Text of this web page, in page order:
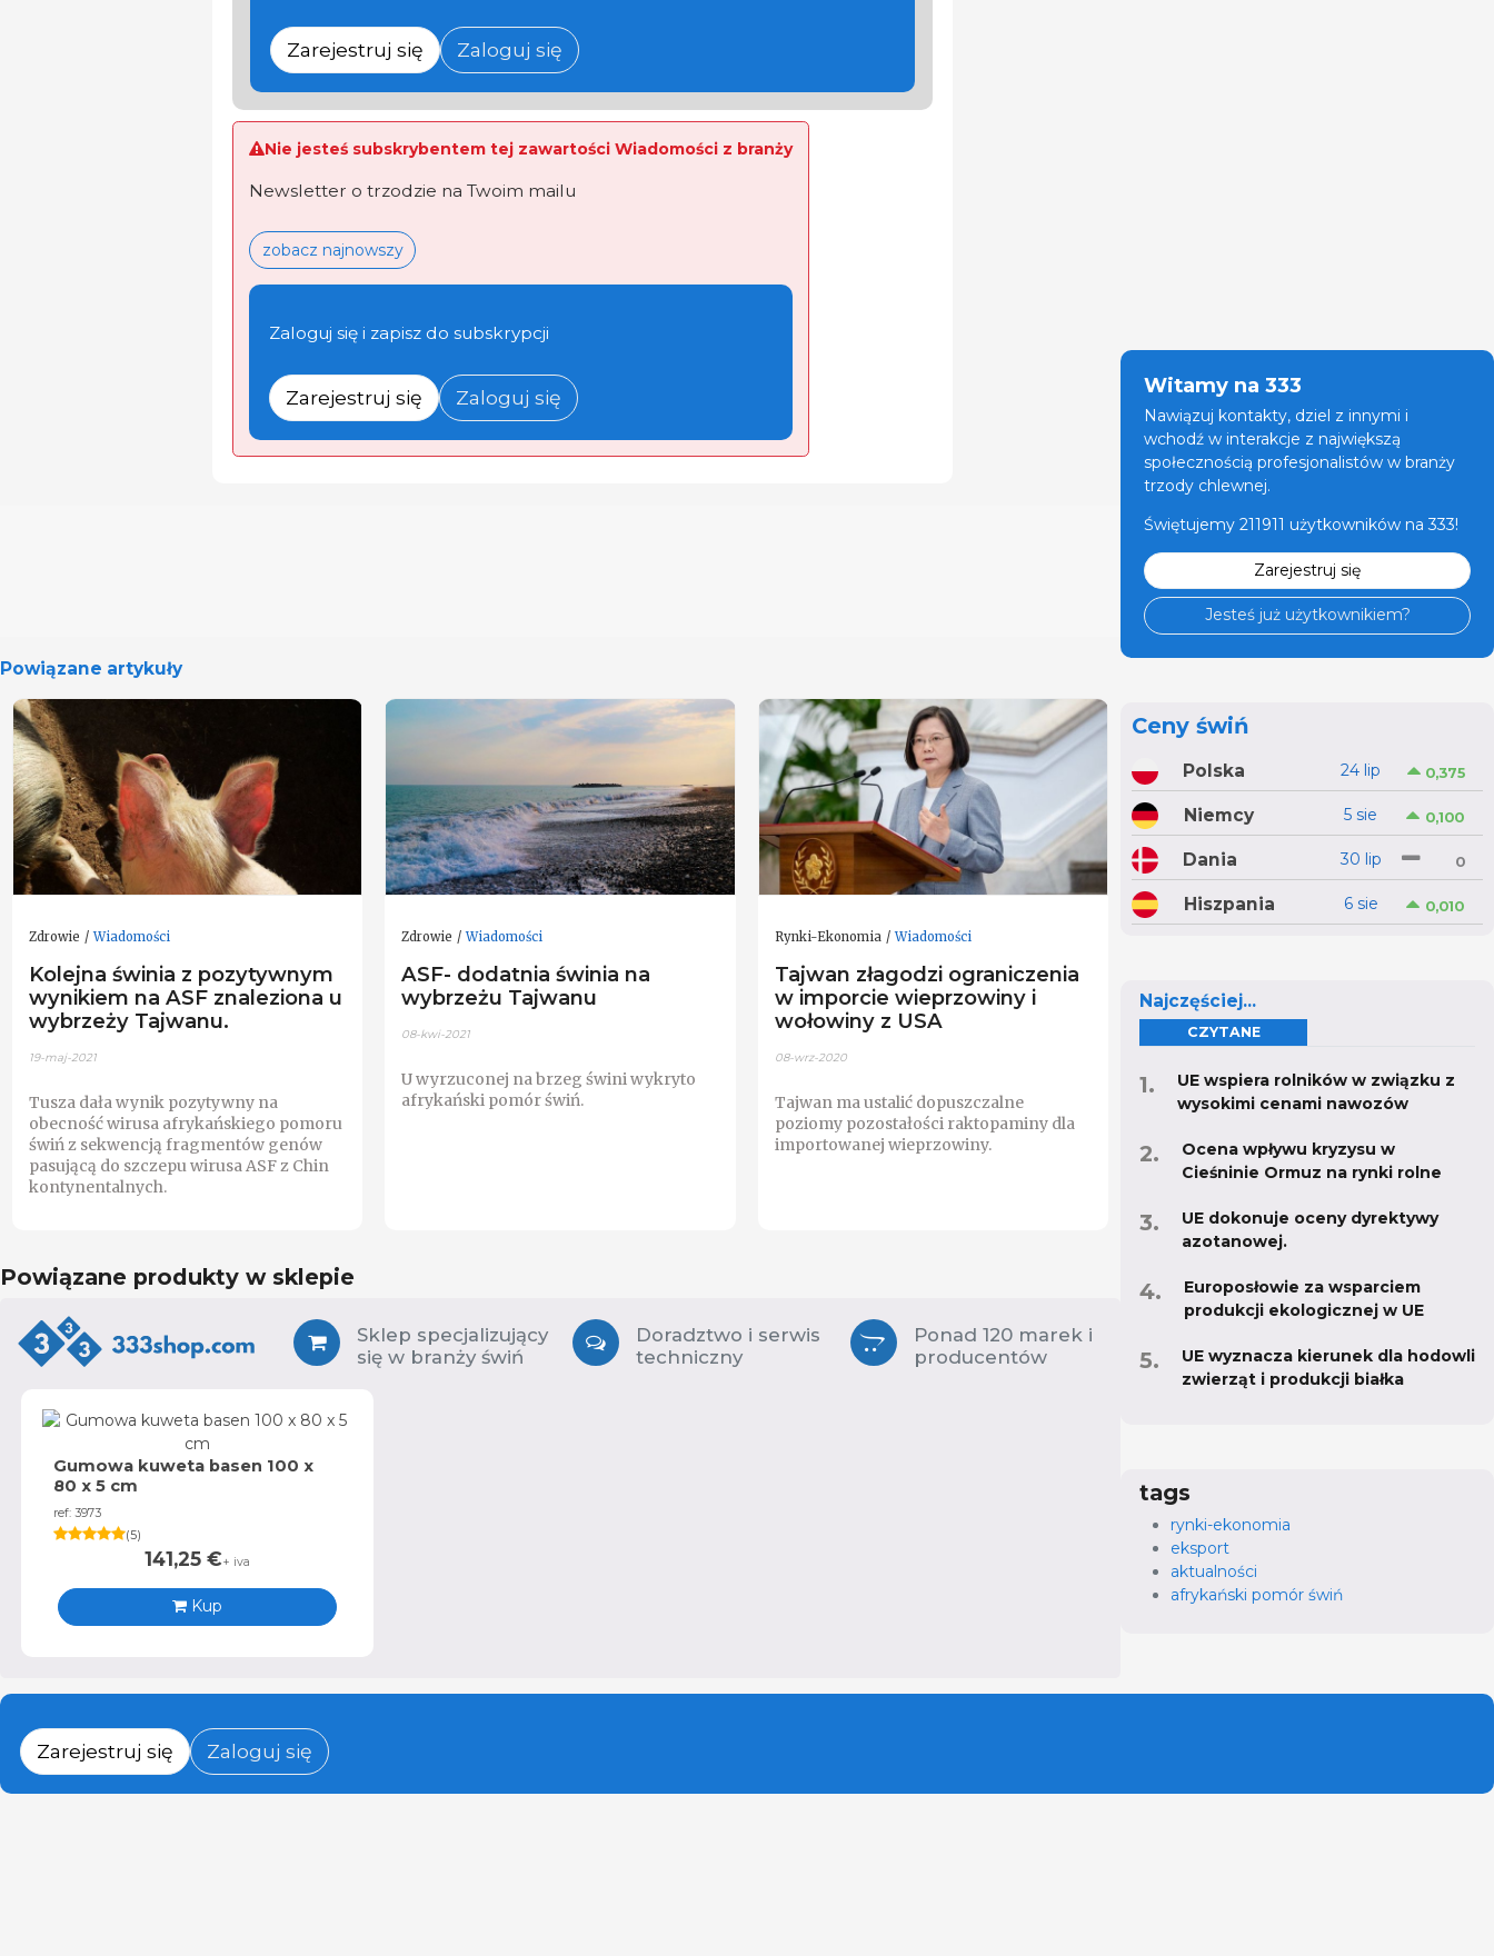
Zarejestruj się Zaloguj się
Nie jesteś subskrybentem tej zawartości Wiadomości z branży
Newsletter o trzodzie na Twoim mailu
zobacz najnowszy
Zaloguj się i zapisz do subskrypcji
Zarejestruj się Zaloguj się
Powiązane artykuły
Zdrowie Wiadomości
Kolejna świnia z pozytywnym
wynikiem na ASF znaleziona u
wybrzeży Tajwanu.
19-maj-2021
Tusza dała wynik pozytywny na
obecność wirusa afrykańskiego pomoru
świń z sekwencją fragmentów genów
pasującą do szczepu wirusa ASF z Chin
kontynentalnych.
Zdrowie Wiadomości
ASF- dodatnia świnia na
wybrzeżu Tajwanu
08-kwi-2021
U wyrzuconej na brzeg świni wykryto
afrykański pomór świń.
Rynki-Ekonomia Wiadomości
Tajwan złagodzi ograniczenia
w imporcie wieprzowiny i
wołowiny z USA
08-wrz-2020
Tajwan ma ustalić dopuszczalne
poziomy pozostałości raktopaminy dla
importowanej wieprzowiny.
Powiązane produkty w sklepie
Sklep specjalizujący
się w branży świń
Doradztwo i serwis
techniczny
Ponad 120 marek i
producentów
Gumowa kuweta basen 100 x
80 x 5 cm
ref: 3973
(5)
141,25€+ iva
Kup
Witamy na 333
Nawiązuj kontakty, dziel z innymi i
wchodź w interakcje z największą
społecznością profesjonalistów w branży
trzody chlewnej.
Świętujemy 211911 użytkowników na 333!
Zarejestruj się
Jesteś już użytkownikiem?
Ceny świń
Polska 24 lip 0,375
Niemcy 5 sie 0,100
Dania 30 lip 0
Hiszpania 6 sie 0,010
Najczęściej...
CZYTANE
UE wspiera rolników w związku z
wysokimi cenami nawozów
Ocena wpływu kryzysu w
Cieśninie Ormuz na rynki rolne
UE dokonuje oceny dyrektywy
azotanowej.
Europosłowie za wsparciem
produkcji ekologicznej w UE
UE wyznacza kierunek dla hodowli
zwierząt i produkcji białka
tags
rynki-ekonomia
eksport
aktualności
afrykański pomór świń
Zarejestruj się Zaloguj się